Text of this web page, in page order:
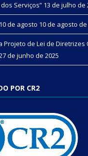
Serviços” 13 de julho de
de agosto 10 de agosto de
Projeto de Lei de Diretrizes
de junho de 2025
POR CR2